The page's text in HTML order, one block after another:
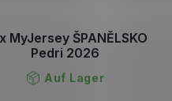
MyJersey ŠPANĚLSKO
Pedri 2026
Auf Lager